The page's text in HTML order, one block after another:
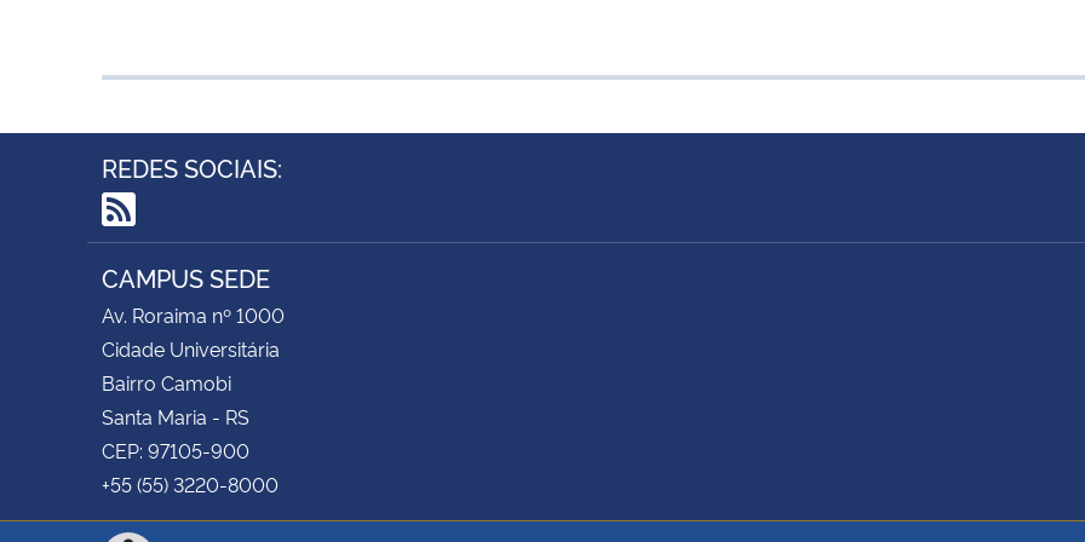
REDES SOCIAIS:
RSS
CAMPUS SEDE
Av. Roraima nº 1000
Cidade Universitária
Bairro Camobi
Santa Maria - RS
CEP: 97105-900
+55 (55) 3220-8000